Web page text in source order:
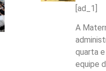
[ad_1]
A
quarta
equipe